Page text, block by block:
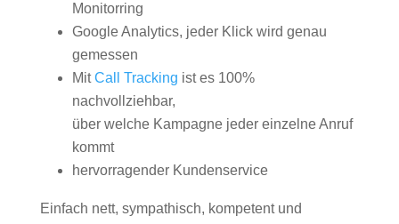
Monitorring
Google Analytics, jeder Klick wird genau
gemessen
MitCall Tracking ist es 100%
nachvollziehbar,
über welche Kampagne jeder einzelne Anruf
kommt
hervorragender Kundenservice
Einfach nett, sympathisch, kompetent und